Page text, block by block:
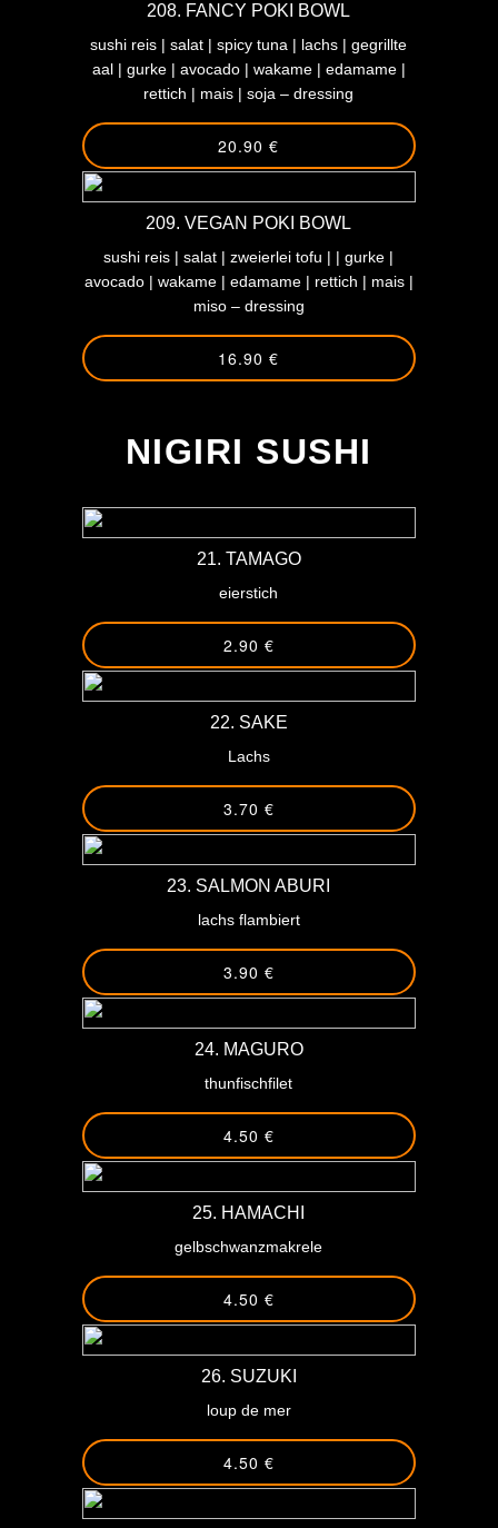
208. FANCY POKI BOWL
sushi reis | salat | spicy tuna | lachs | gegrillte
aal | gurke | avocado | wakame | edamame |
rettich | mais | soja – dressing
20.90 €
209. VEGAN POKI BOWL
sushi reis | salat | zweierlei tofu | | gurke |
avocado | wakame | edamame | rettich | mais |
miso – dressing
16.90 €
NIGIRI SUSHI
21. TAMAGO
eierstich
2.90 €
22. SAKE
Lachs
3.70 €
23. SALMON ABURI
lachs flambiert
3.90 €
24. MAGURO
thunfischfilet
4.50 €
25. HAMACHI
gelbschwanzmakrele
4.50 €
26. SUZUKI
loup de mer
4.50 €